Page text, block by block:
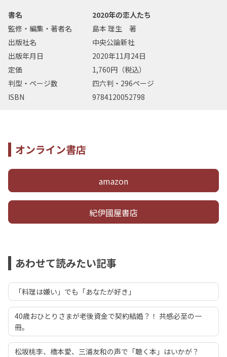
書名
2020年の恋人たち
監修・編集・著者名
島本 理生 著
出版社名
中央公論新社
出版年月日
2020年11月24日
定価
1,760円（税込）
判型・ページ数
四六判・296ページ
ISBN
9784120052798
オンライン書店
amazon
紀伊國屋書店
あわせて読みたい記事
「料理は嫌い」でも「あなたが好き」
40歳おひとりさまが老後資金で契約結婚？！ 共感必至の一
冊。
松坂桃李、橋本愛、三浦友和の声で「聴く本」はいかが？